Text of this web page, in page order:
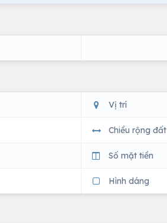
Vị trí
Chiều rộng đất
Số mặt tiền
Hình dáng